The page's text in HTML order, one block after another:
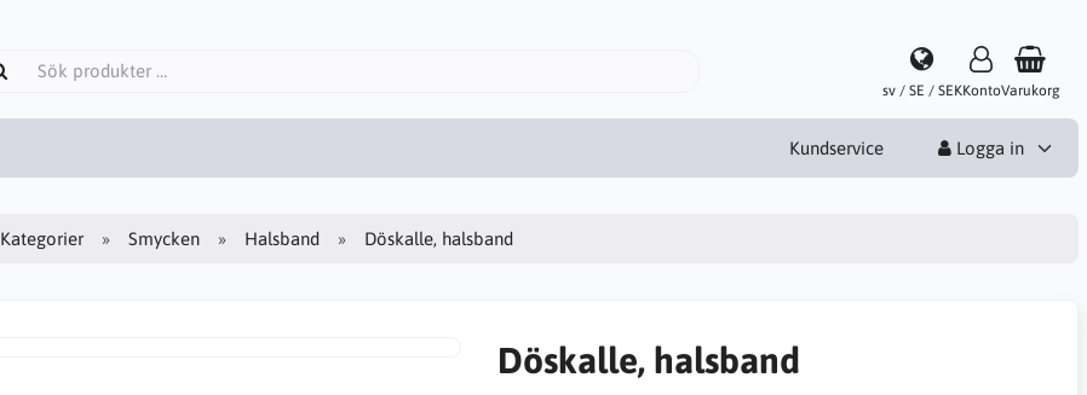
sv / SE / SEKKontoVarukorg
Kundservice Logga in
Kategorier Smycken Halsband Döskalle, halsband
Döskalle, halsband